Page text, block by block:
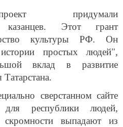
придумали
казанцев. Этот грант
культуры РФ. Он
простых людей",
вклад в развитие
сверстанном сайте
для республики людей,
выпадают из